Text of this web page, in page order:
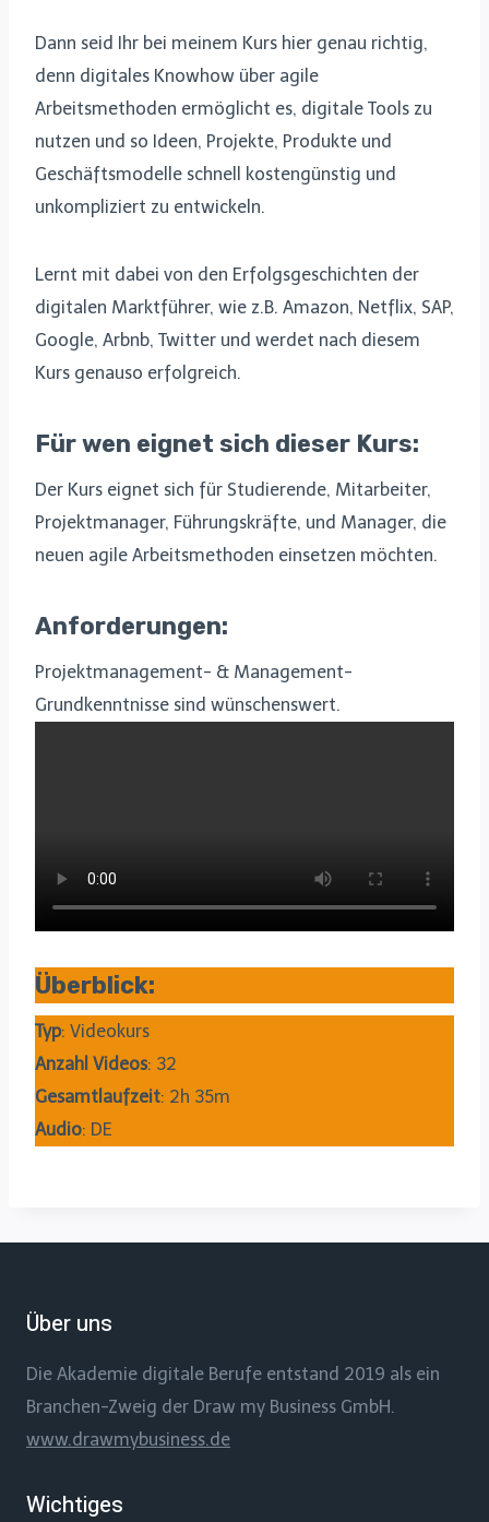
Dann seid Ihr bei meinem Kurs hier genau richtig,
denn digitales Knowhow über agile
Arbeitsmethoden ermöglicht es, digitale Tools zu
nutzen und so Ideen, Projekte, Produkte und
Geschäftsmodelle schnell kostengünstig und
unkompliziert zu entwickeln.
Lernt mit dabei von den Erfolgsgeschichten der
digitalen Marktführer, wie z.B. Amazon, Netflix, SAP,
Google, Arbnb, Twitter und werdet nach diesem
Kurs genauso erfolgreich.
Für wen eignet sich dieser Kurs:
Der Kurs eignet sich für Studierende, Mitarbeiter,
Projektmanager, Führungskräfte, und Manager, die
neuen agile Arbeitsmethoden einsetzen möchten.
Anforderungen:
Projektmanagement- & Management-
Grundkenntnisse sind wünschenswert.
Überblick:
Typ: Videokurs
Anzahl Videos: 32
Gesamtlaufzeit: 2h 35m
Audio: DE
Über uns
Die Akademie digitale Berufe entstand 2019 als ein
Branchen-Zweig der Draw my Business GmbH.
www.drawmybusiness.de
Wichtiges